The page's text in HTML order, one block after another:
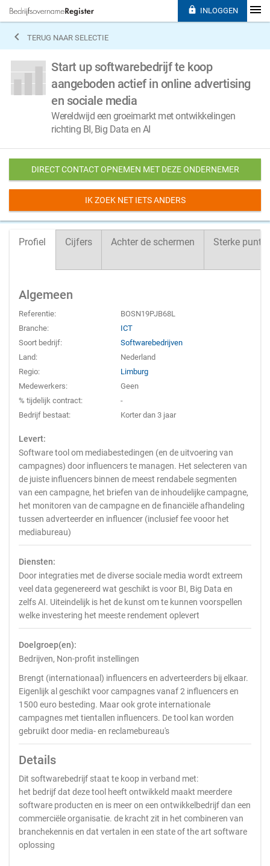
 TERUG NAAR SELECTIE
Start up softwarebedrijf te koop
aangeboden actief in online advertising
en sociale media
Wereldwijd een groeimarkt met ontwikkelingen
richting BI, Big Data en AI
DIRECT CONTACT OPNEMEN MET DEZE ONDERNEMER
IK ZOEK NET IETS ANDERS
Profiel Cijfers Achter de schermen Sterke
Algemeen
Referentie:
BOSN19PJB68L
Branche:
ICT
Soort bedrijf:
Softwarebedrijven
Land:
Nederland
Regio:
Limburg
Medewerkers:
Geen
% tijdelijk contract:
-
Bedrijf bestaat:
Korter dan 3 jaar
Levert:
Software tool om mediabestedingen (en de uitvoering van
campagnes) door influencers te managen. Het selecteren van
de juiste influencers binnen de meest rendabele segmenten
van een campagne, het briefen van de inhoudelijke campagne,
het monitoren van de campagne en de financiële afhandeling
tussen adverteerder en influencer (inclusief fee vooor het
mediabureau)
Diensten:
Door integraties met de diverse sociale media wordt extreem
veel data gegenereerd wat geschikt is voor BI, Big Data en
zelfs AI. Uiteindelijk is het de kunst om te kunnen voorspellen
welke investering het meeste rendement oplevert
Doelgroep(en):
Bedrijven, Non-profit instellingen
Brengt (internationaal) influencers en adverteerders bij elkaar.
Eigenlijk al geschikt voor campagnes vanaf 2 influencers en
1500 euro besteding. Maar ook grote internationale
campagnes met tientallen influencers. De tool kan worden
gebruikt door media- en reclamebureau's
Details
Dit softwarebedrijf staat te koop in verband met:
het bedrijf dat deze tool heeft ontwikkeld maakt meerdere
software producten en is meer on een ontwikkelbedrijf dan een
commerciële organisatie. de kracht zit in het combineren van
branchekennis en dat vertalen in een state of the art software
oplossing
 INLOGGEN